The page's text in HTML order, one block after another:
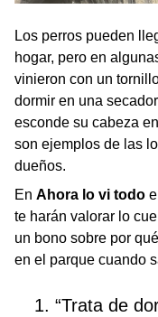
Los perros pueden
hogar, pero en
vinieron con un
dormir en una
esconde su cabeza
son ejemplos de las
dueños.
En Ahora lo vi todo
te harán valorar lo
un bono sobre por
en el parque cuando
1. “Trata de